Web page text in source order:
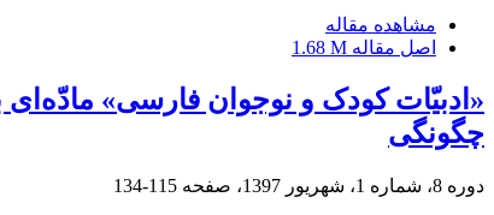
مشاهده مقاله
اصل مقاله 1.68 M
«ادبیّات کودک و نوجوان فارسی»
چگونگی
دوره 8، شماره 1، شهریور 1397، صفحه 115-134